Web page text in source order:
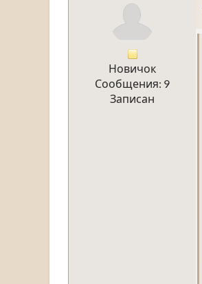
Новичок
Сообщения: 9
Записан